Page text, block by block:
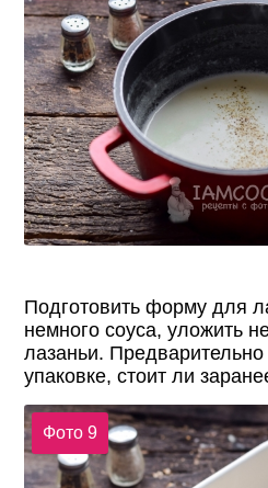
Подготовить форму для
немного соуса, уложить
лазаньи. Предварительно
упаковке, стоит ли
Фото 9